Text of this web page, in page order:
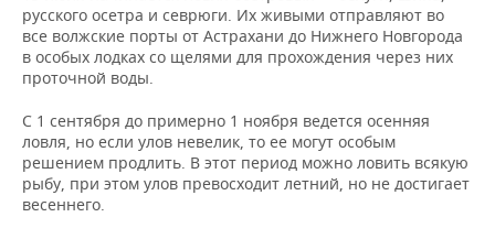
русского осетра и севрюги. Их живыми отправляют во
все волжские порты от Астрахани до Нижнего Новгорода
в особых лодках со щелями для прохождения через них
проточной воды.
С 1 сентября до примерно 1 ноября ведется осенняя
ловля, но если улов невелик, то ее могут особым
решением продлить. В этот период можно ловить всякую
рыбу, при этом улов превосходит летний, но не достигает
весеннего.